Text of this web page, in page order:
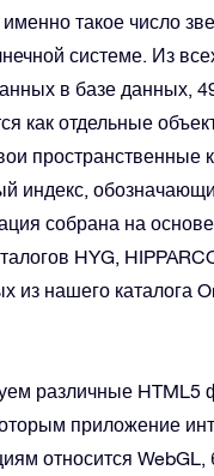
такое число
системе. Из
в базе данных,
как отдельные
пространственные
индекс,
собрана на
HYG,
из нашего каталога
различные HTML5
приложение
относится WebGL,